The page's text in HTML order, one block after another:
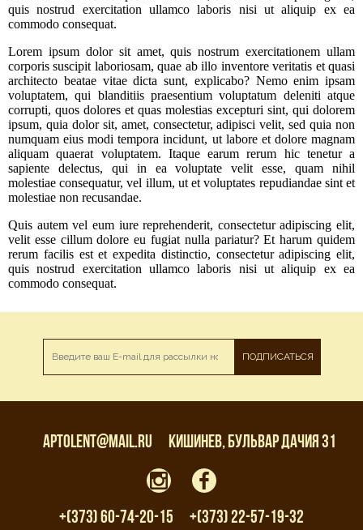
quis nostrud exercitation ullamco laboris nisi ut aliquip ex ea
commodo consequat.
Lorem ipsum dolor sit amet, quis nostrum exercitationem ullam
corporis suscipit laboriosam, quae ab illo inventore veritatis et quasi
architecto beatae vitae dicta sunt, explicabo? Nemo enim ipsam
voluptatem, qui blanditiis praesentium voluptatum deleniti atque
corrupti, quos dolores et quas molestias excepturi sint, qui dolorem
ipsum, quia dolor sit, amet, consectetur, adipisci velit, sed quia non
numquam eius modi tempora incidunt, ut labore et dolore magnam
aliquam quaerat voluptatem. Itaque earum rerum hic tenetur a
sapiente delectus, qui in ea voluptate velit esse, quam nihil
molestiae consequatur, vel illum, ut et voluptates repudiandae sint et
molestiae non recusandae.
Quis autem vel eum iure reprehenderit, consectetur adipiscing elit,
velit esse cillum dolore eu fugiat nulla pariatur? Et harum quidem
rerum facilis est et expedita distinctio, consectetur adipiscing elit,
quis nostrud exercitation ullamco laboris nisi ut aliquip ex ea
commodo consequat.
ПОДПИСАТЬСЯ
aptolent@mail.ru Кишинев, бульвар Дачия 31
+(373) 60-74-20-15 +(373) 22-57-19-32